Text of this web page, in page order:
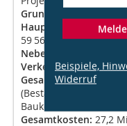
Grundstücksgröße:
Hauptnutzfläche
59 565 m²
Nebennutzfläche
Verkehrsfläche:5500
Gesamtgrundfläche:
(Bestand + Erweiterung)
Baukosten
Gesamtkosten: 27,2
Beispiele,
Widerruf